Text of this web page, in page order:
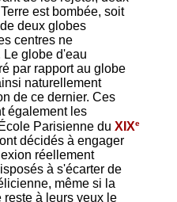
est bombée, soit
deux globes
centres ne
globe d'eau
par rapport au globe
naturellement
de ce dernier. Ces
également les
Parisienne du XIXe
décidés à engager
réellement
à s'écarter de
même si la
reste à leurs yeux le